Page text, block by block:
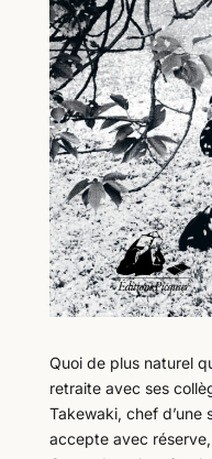
Quoi de plus naturel
retraite avec ses
Takewaki, chef
accepte avec